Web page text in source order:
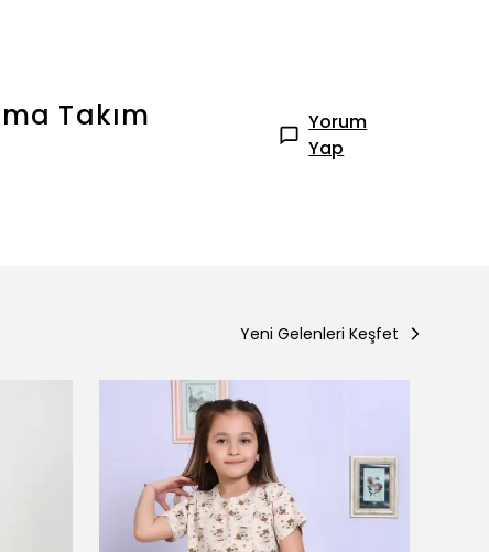
Takım
Yorum
Yap
Yeni Gelenleri Keşfet